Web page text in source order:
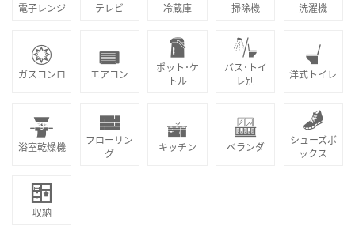
電子レンジ テレビ 冷蔵庫 掃除機 洗濯機
ガスコンロ エアコン
ポット･ケ
トル
バス･トイ
レ別
洋式トイレ
浴室乾燥機
フローリン
グ
キッチン ベランダ
シューズボ
ックス
収納